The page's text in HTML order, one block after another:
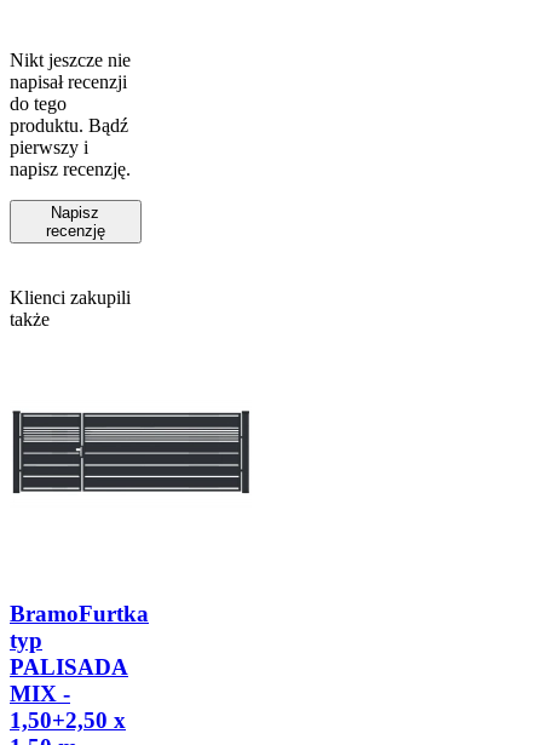
Nikt jeszcze nie
napisał recenzji
do tego
produktu. Bądź
pierwszy i
napisz recenzję.
Napisz
recenzję
Klienci zakupili
także
BramoFurtka
typ
PALISADA
MIX -
1,50+2,50 x